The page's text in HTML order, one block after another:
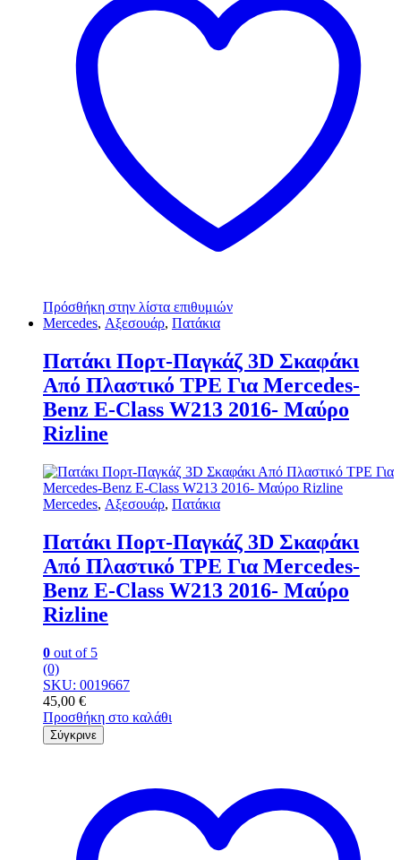
Πρόσθήκη στην λίστα επιθυμιών
Mercedes, Αξεσουάρ, Πατάκια
Πατάκι Πορτ-Παγκάζ 3D Σκαφάκι
Από Πλαστικό TPE Για Mercedes-
Benz E-Class W213 2016- Μαύρο
Rizline
Mercedes, Αξεσουάρ, Πατάκια
Πατάκι Πορτ-Παγκάζ 3D Σκαφάκι
Από Πλαστικό TPE Για Mercedes-
Benz E-Class W213 2016- Μαύρο
Rizline
0 out of 5
(0)
SKU: 0019667
45,00 €
Προσθήκη στο καλάθι
Σύγκρινε